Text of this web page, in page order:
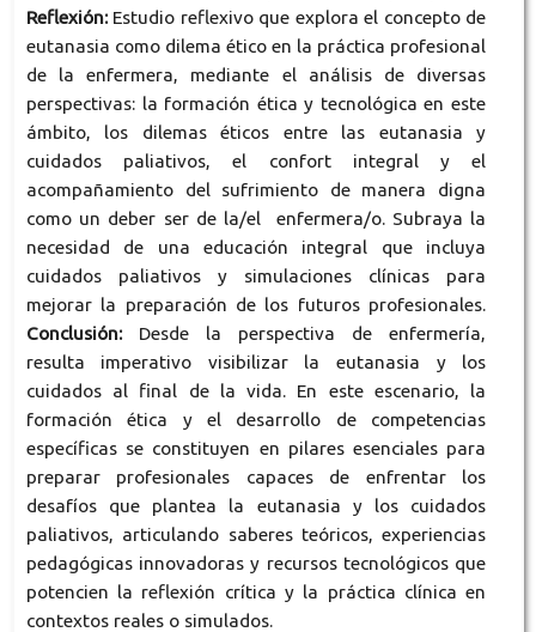
Reflexión:Estudio reflexivo que explora el concepto de
eutanasia como dilema ético en la práctica profesional
de la enfermera, mediante el análisis de diversas
perspectivas: la formación ética y tecnológica en este
ámbito, los dilemas éticos entre las eutanasia y
cuidados paliativos, el confort integral y el
acompañamiento del sufrimiento de manera digna
como un deber ser de la/el enfermera/o. Subraya la
necesidad de una educación integral que incluya
cuidados paliativos y simulaciones clínicas para
mejorar la preparación de los futuros profesionales.
Conclusión:Desde la perspectiva de enfermería,
resulta imperativo visibilizar la eutanasia y los
cuidados al final de la vida. En este escenario, la
formación ética y el desarrollo de competencias
específicas se constituyen en pilares esenciales para
preparar profesionales capaces de enfrentar los
desafíos que plantea la eutanasia y los cuidados
paliativos, articulando saberes teóricos, experiencias
pedagógicas innovadoras y recursos tecnológicos que
potencien la reflexión crítica y la práctica clínica en
contextos reales o simulados.